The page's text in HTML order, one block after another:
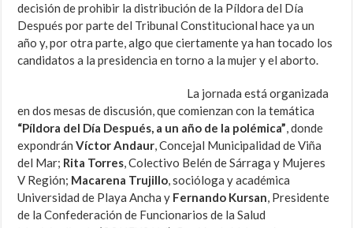
decisión de prohibir la distribución de la Píldora del Día
Después por parte del Tribunal Constitucional hace ya un
año y, por otra parte, algo que ciertamente ya han tocado los
candidatos a la presidencia en torno a la mujer y el aborto.
La jornada está organizada
en dos mesas de discusión, que comienzan con la temática
“Píldora del Día Después, a un año de la polémica”, donde
expondránVíctor Andaur, Concejal Municipalidad de Viña
del Mar; Rita Torres, Colectivo Belén de Sárraga y Mujeres
V Región; Macarena Trujillo, socióloga y académica
Universidad de Playa Ancha y Fernando Kursan, Presidente
de la Confederación de Funcionarios de la Salud